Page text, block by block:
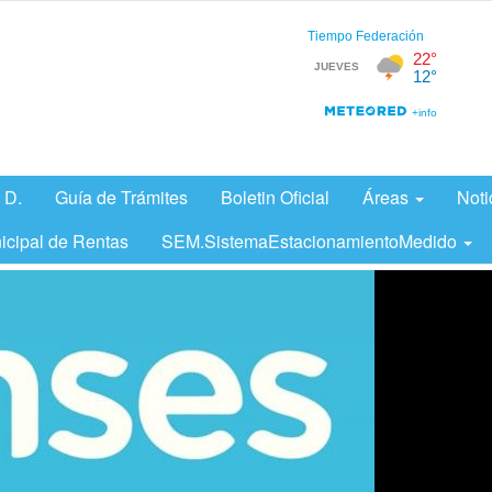
Guía de Trámites Boletin Oficial Áreas
de Rentas SEM.SistemaEstacionamientoMedido